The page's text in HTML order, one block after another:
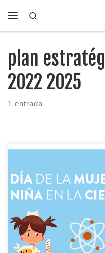
Saltar al contenido
plan
2022 2025
1 entrada
El 11 de febrero, Día
en la Ciencia, suele venir
hay algo distinto: el
aprobado una declaración
donde de verdad duele (y